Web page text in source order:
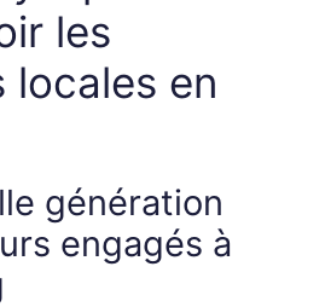
les
locales en
génération
engagés à